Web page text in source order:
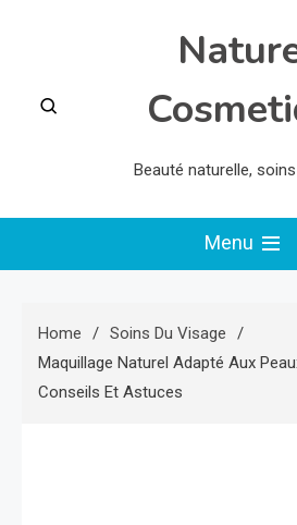
Beauté naturelle,
Menu
Home
Soins Du Visage
Maquillage Naturel Adapté Aux
Conseils Et Astuces